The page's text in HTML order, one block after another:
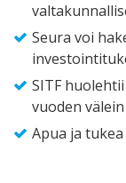
Seura voi
SITF
vuoden välein
Apua ja